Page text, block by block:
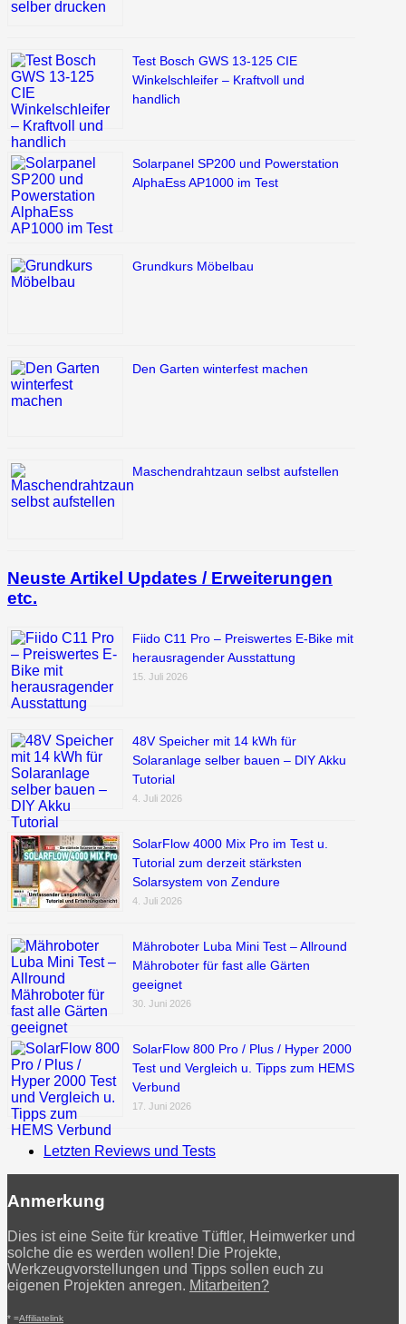
Test Bosch GWS 13-125 CIE
Winkelschleifer – Kraftvoll und
handlich
Solarpanel SP200 und Powerstation
AlphaEss AP1000 im Test
Grundkurs Möbelbau
Den Garten winterfest machen
Maschendrahtzaun selbst aufstellen
Neuste Artikel Updates / Erweiterungen
etc.
Fiido C11 Pro – Preiswertes E-Bike mit
herausragender Ausstattung
15. Juli 2026
48V Speicher mit 14 kWh für
Solaranlage selber bauen – DIY Akku
Tutorial
4. Juli 2026
SolarFlow 4000 Mix Pro im Test u.
Tutorial zum derzeit stärksten
Solarsystem von Zendure
4. Juli 2026
Mähroboter Luba Mini Test – Allround
Mähroboter für fast alle Gärten
geeignet
30. Juni 2026
SolarFlow 800 Pro / Plus / Hyper 2000
Test und Vergleich u. Tipps zum HEMS
Verbund
17. Juni 2026
Letzten Reviews und Tests
Anmerkung
Dies ist eine Seite für kreative Tüftler, Heimwerker und
solche die es werden wollen! Die Projekte,
Werkzeugvorstellungen und Tipps sollen euch zu
eigenen Projekten anregen. Mitarbeiten?
* =Affiliatelink